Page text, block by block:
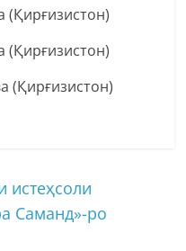
(Қирғизистон)
(Қирғизистон)
(Қирғизистон)
истеҳсоли
Саманд»-ро